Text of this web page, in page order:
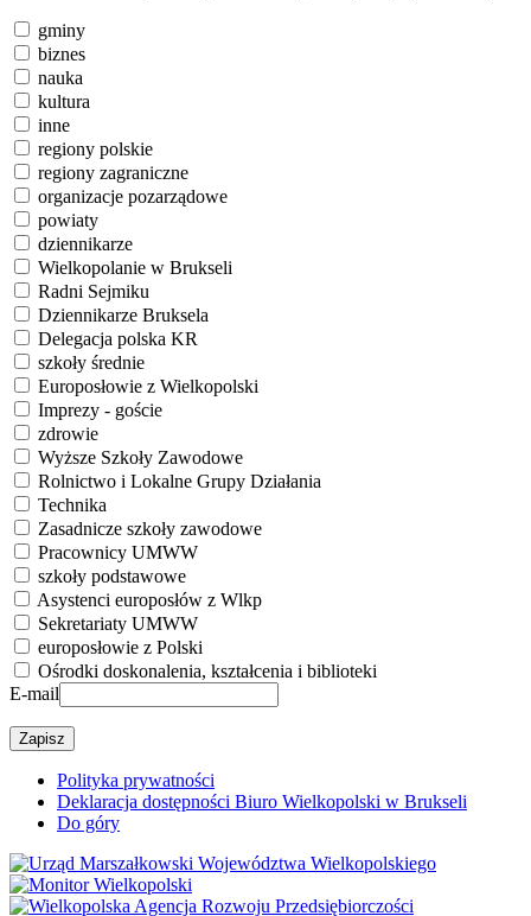
gminy
biznes
nauka
kultura
inne
regiony polskie
regiony zagraniczne
organizacje pozarządowe
powiaty
dziennikarze
Wielkopolanie w Brukseli
Radni Sejmiku
Dziennikarze Bruksela
Delegacja polska KR
szkoły średnie
Europosłowie z Wielkopolski
Imprezy - goście
zdrowie
Wyższe Szkoły Zawodowe
Rolnictwo i Lokalne Grupy Działania
Technika
Zasadnicze szkoły zawodowe
Pracownicy UMWW
szkoły podstawowe
Asystenci europosłów z Wlkp
Sekretariaty UMWW
europosłowie z Polski
Ośrodki doskonalenia, kształcenia i biblioteki
E-mail
Polityka prywatności
Deklaracja dostępności Biuro Wielkopolski w Brukseli
Do góry